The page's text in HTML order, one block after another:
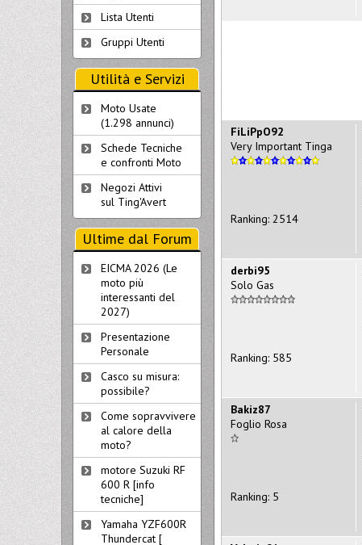
FiLiPpO92
Very Important Tinga
Ranking: 2514
derbi95
Solo Gas
Ranking: 585
Bakiz87
Foglio Rosa
Ranking: 5
Lista Utenti
Gruppi Utenti
Utilità e Servizi
Moto Usate
(1.298 annunci)
Schede Tecniche
e confronti Moto
Negozi Attivi
sul Ting'Avert
Ultime dal Forum
EICMA 2026 (Le
moto più
interessanti del
2027)
Presentazione
Personale
Casco su misura:
possibile?
Come sopravvivere
al calore della
moto?
motore Suzuki RF
600 R [info
tecniche]
Yamaha YZF600R
Thundercat [